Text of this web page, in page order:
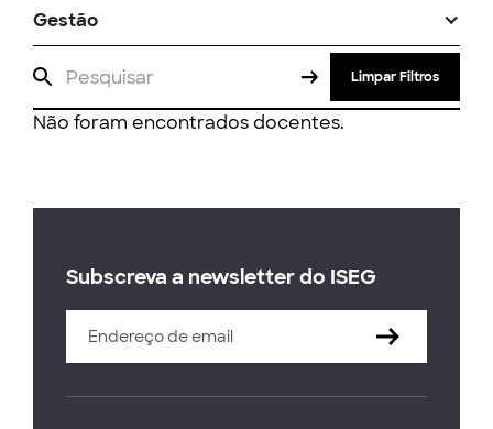
Gestão
Limpar Filtros
Não foram encontrados docentes.
Subscreva a newsletter do ISEG